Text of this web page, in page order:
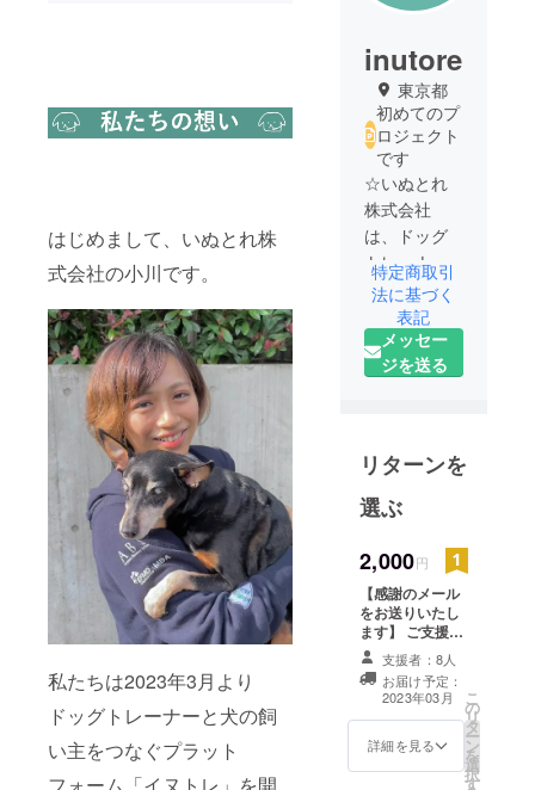
はじめまして、いぬとれ株
式会社の小川です。
私たちは2023年3月より
ドッグトレーナーと犬の飼
い主をつなぐプラット
inutore
東京都
初めてのプ
ロジェクト
です
☆いぬとれ
株式会社
は、ドッグ
トレーナー
と犬の飼い
主をつなぐ​
プラット
フォーム
設予定です
☆
昨今、犬の
飼育放棄が
大きな社会
問題となっ
ていること
を受け、こ
の問題を解
には、我が
特定商取引
法に基づく
表記
メッセー
ジを送る
リターンを
選ぶ
2,000円
【感謝のメール
をお送りいたし
ます】 ご支援い
ただいた感謝の
メールをお送り
させていただき
ます。
支援者：8人
お届け予定：
2023年03月
詳細を見る
こ
の
リ
タ
ー
ン
を
選
択
す